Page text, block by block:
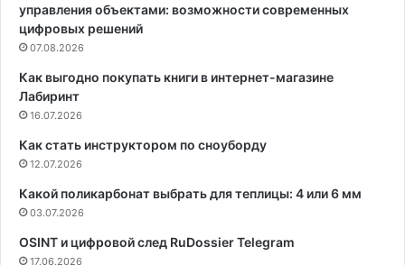
управления объектами: возможности современных
цифровых решений
07.08.2026
Как выгодно покупать книги в интернет-магазине
Лабиринт
16.07.2026
Как стать инструктором по сноуборду
12.07.2026
Какой поликарбонат выбрать для теплицы: 4 или 6 мм
03.07.2026
OSINT и цифровой след RuDossier Telegram
17.06.2026